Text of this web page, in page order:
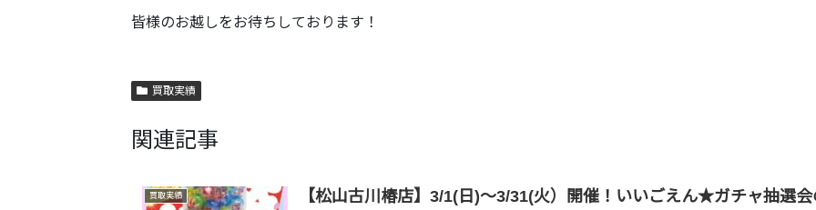
皆様のお越しをお待ちしております！
買取実績
関連記事
買取実績
【松山古川椿店】3/1(日)～3/31(火）開催！いいごえん★ガチャ抽選